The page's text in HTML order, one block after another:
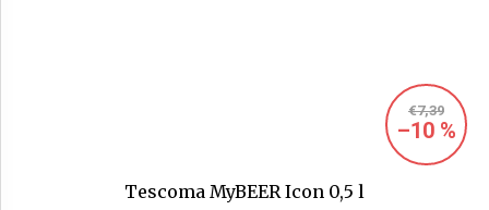
€7,39
–10 %
Tescoma MyBEER Icon 0,5 l